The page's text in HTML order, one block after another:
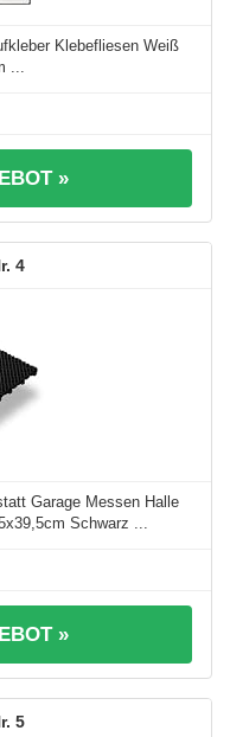
Klebefliesen Weiß
...
»
4
Garage Messen Halle
Schwarz ...
»
5